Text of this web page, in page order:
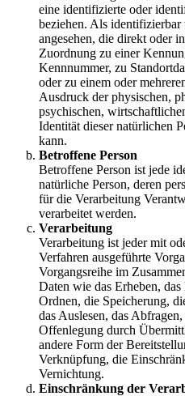
eine identifizierte oder
beziehen. Als
angesehen, die direkt oder
Zuordnung zu einer
Kennnummer, zu
oder zu einem oder
Ausdruck der physischen,
psychischen,
Identität dieser natürlichen
kann.
Betroffene Person
Betroffene Person ist jede
natürliche Person, deren
für die Verarbeitung
verarbeitet werden.
Verarbeitung
Verarbeitung ist jeder mit
Verfahren ausgeführte
Vorgangsreihe im
Daten wie das Erheben,
Ordnen, die Speicherung,
das Auslesen, das
Offenlegung durch
andere Form der
Verknüpfung, die
Vernichtung.
Einschränkung der